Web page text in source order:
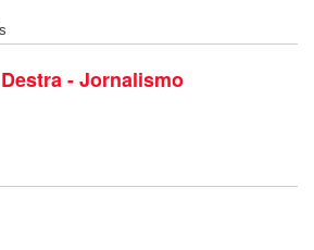
- Jornalismo